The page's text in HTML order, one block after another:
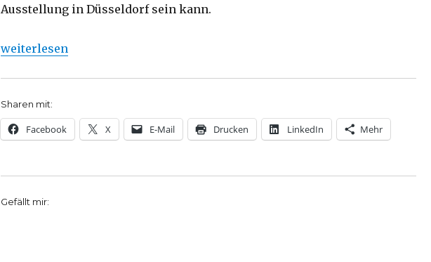
Ausstellung in Düsseldorf sein kann.
„Edvard Munchs Nietzsche, Rezension von Christoph Fleischer, Welver 2019“
weiterlesen
Sharen mit:
Facebook X E-Mail Drucken LinkedIn Mehr
Gefällt mir: